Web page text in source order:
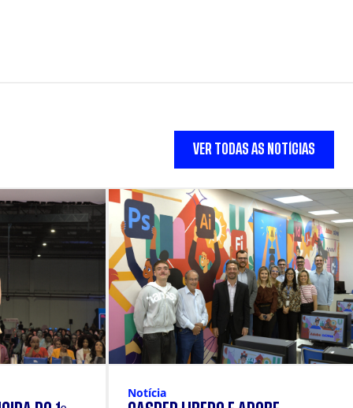
VER TODAS AS NOTÍCIAS
Notícia